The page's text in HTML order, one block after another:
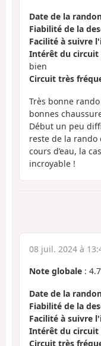
Date de la
Fiabilité de la
Facilité à suivre
Intérêt du circuit
bien
Circuit très
Très bonne
bonnes
Début un peu
reste de la rando
cours d’eau, la
incroyable !
08 juil. 2024 à
Note globale : 4.7
Date de la
Fiabilité de la
Facilité à suivre
Intérêt du circuit
Circuit très